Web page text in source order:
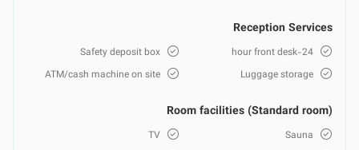
Reception Services
24-hour front desk
Safety deposit box
Luggage storage
ATM/cash machine on site
Room facilities (Standard room)
Sauna
TV